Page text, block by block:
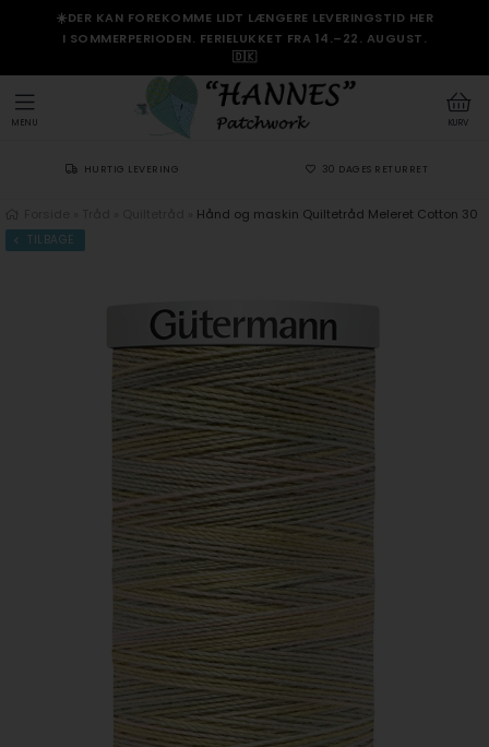
☀️DER KAN FOREKOMME LIDT LÆNGERE LEVERINGSTID HER
I SOMMERPERIODEN. FERIELUKKET FRA 14.–22. AUGUST.
🇩🇰
KURV
MENU
HURTIG LEVERING 30 DAGES RETURRET
Hånd og maskin Quiltetråd Meleret Cotton 30
TILBAGE